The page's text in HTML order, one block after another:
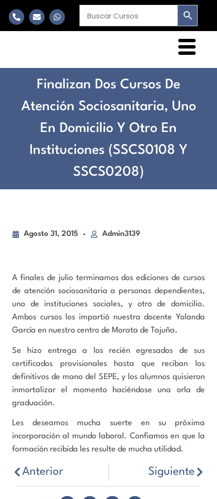
Finalizan Dos Cursos De
Atención Sociosanitaria, Uno
En Domicilio Y Otro En
Instituciones (SSCS0108 Y
SSCS0208)
Agosto 31, 2015 Admin3139
A finales de julio terminamos dos ediciones de cursos
de atención sociosanitaria a personas dependientes,
uno de instituciones sociales, y otro de domicilio.
Ambos cursos los impartió nuestra docente Yolanda
García en nuestro centro de Morata de Tajuña.
Se hizo entrega a los recién egresados de sus
certificados provisionales hasta que reciban los
definitivos de mano del SEPE, y los alumnos quisieron
inmortalizar el momento haciéndose una orla de
graduación.
Les deseamos mucha suerte en su próxima
incorporación al mundo laboral. Confiamos en que la
formación recibida les resulte de mucha utilidad.
Anterior Siguiente